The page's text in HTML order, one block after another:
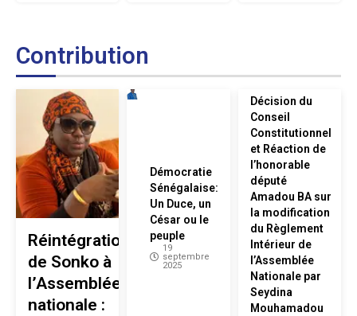
Contribution
Réintégration
de Sonko à
l’Assemblée
nationale :
Démocratie
Sénégalaise:
Un Duce, un
César ou le
peuple
19
septembre
2025
Décision du
Conseil
Constitutionnel
et Réaction de
l’honorable
député
Amadou BA sur
la modification
du Règlement
Intérieur de
l’Assemblée
Nationale par
Seydina
Mouhamadou